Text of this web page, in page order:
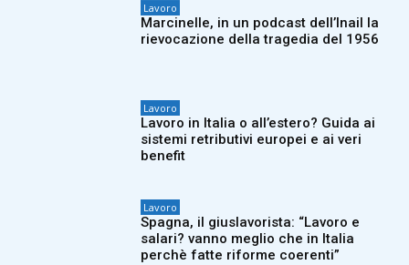
Lavoro
Marcinelle, in un podcast dell’Inail la
rievocazione della tragedia del 1956
Lavoro
Lavoro in Italia o all’estero? Guida ai
sistemi retributivi europei e ai veri
benefit
Lavoro
Spagna, il giuslavorista: “Lavoro e
salari? vanno meglio che in Italia
perchè fatte riforme coerenti”